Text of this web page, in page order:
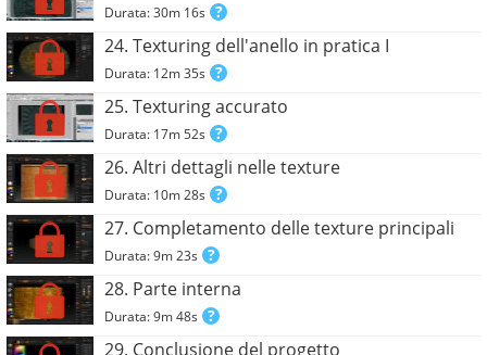
Durata: 30m 16s
24. Texturing dell'anello in pratica I
Durata: 12m 35s
25. Texturing accurato
Durata: 17m 52s
26. Altri dettagli nelle texture
Durata: 10m 28s
27. Completamento delle texture principali
Durata: 9m 23s
28. Parte interna
Durata: 9m 48s
29. Conclusione del progetto